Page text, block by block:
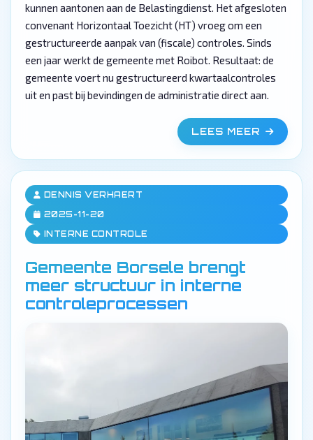
kunnen aantonen aan de Belastingdienst. Het afgesloten
convenant Horizontaal Toezicht (HT) vroeg om een
gestructureerde aanpak van (fiscale) controles. Sinds
een jaar werkt de gemeente met Roibot. Resultaat: de
gemeente voert nu gestructureerd kwartaalcontroles
uit en past bij bevindingen de administratie direct aan.
LEES MEER
DENNIS VERHAERT
2025-11-20
INTERNE CONTROLE
Gemeente Borsele brengt
meer structuur in interne
controleprocessen